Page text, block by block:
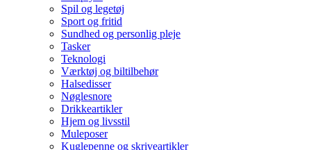
Spil og legetøj
Sport og fritid
Sundhed og personlig pleje
Tasker
Teknologi
Værktøj og biltilbehør
Halsedisser
Nøglesnore
Drikkeartikler
Hjem og livsstil
Muleposer
Kuglepenne og skriveartikler